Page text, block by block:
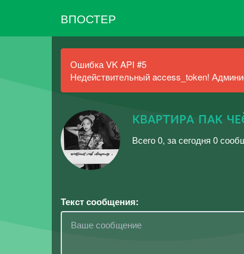
ВПОСТЕР
Ошибка VK API #5
Недействительный access_token!
ᴋʙᴀᴘтиᴘᴀ пᴀᴋ
Всего 0, за сегодня 0
Текст сообщения: